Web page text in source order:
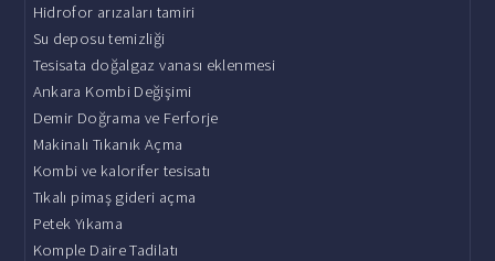
Hidrofor arızaları tamiri
Su deposu temizliği
Tesisata doğalgaz vanası eklenmesi
Ankara Kombi Değişimi
Demir Doğrama ve Ferforje
Makinalı Tıkanık Açma
Kombi ve kalorifer tesisatı
Tıkalı pimaş gideri açma
Petek Yıkama
Komple Daire Tadilatı